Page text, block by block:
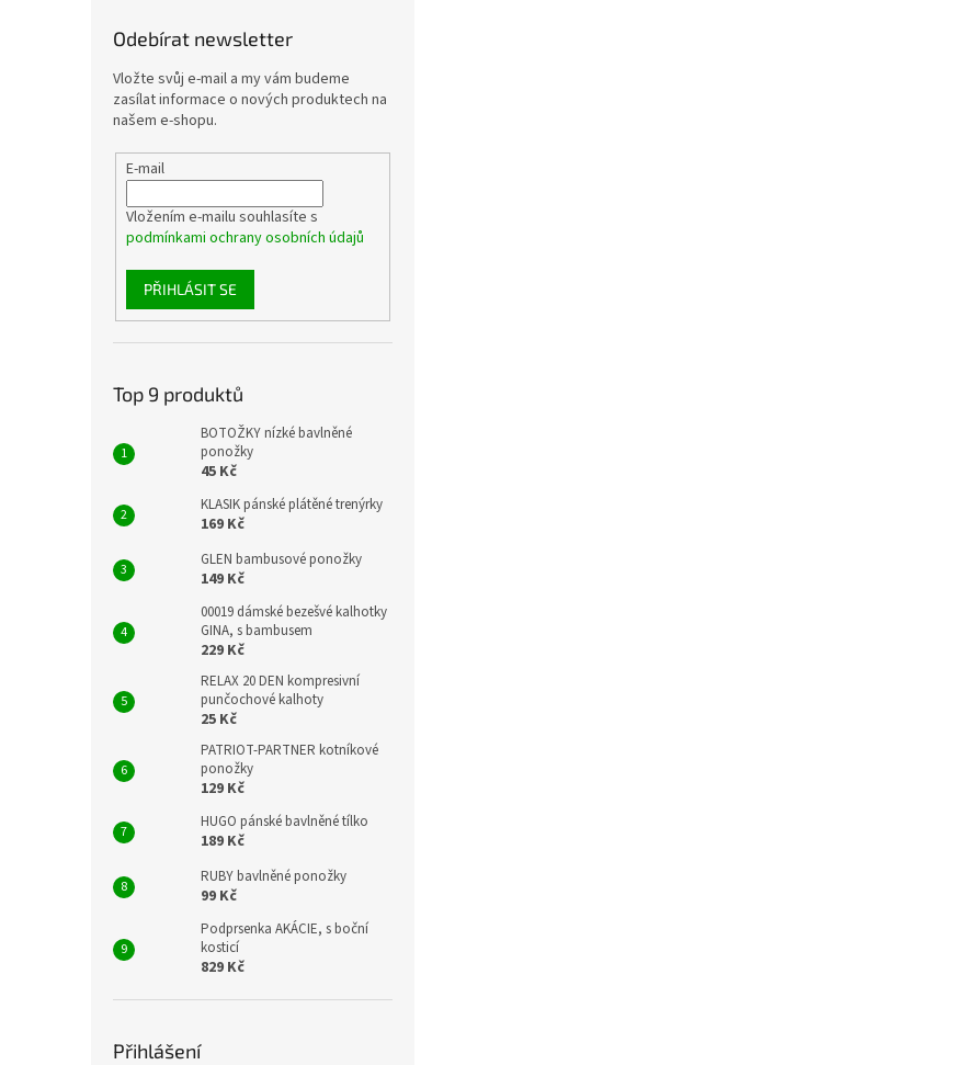
Odebírat newsletter
Vložte svůj e-mail a my vám budeme
zasílat informace o nových produktech na
našem e-shopu.
E-mail
Vložením e-mailu souhlasíte s
podmínkami ochrany osobních údajů
PŘIHLÁSIT SE
Top 9 produktů
BOTOŽKY nízké bavlněné
ponožky
45 Kč
KLASIK pánské plátěné trenýrky
169 Kč
GLEN bambusové ponožky
149 Kč
00019 dámské bezešvé kalhotky
GINA, s bambusem
229 Kč
RELAX 20 DEN kompresivní
punčochové kalhoty
25 Kč
PATRIOT-PARTNER kotníkové
ponožky
129 Kč
HUGO pánské bavlněné tílko
189 Kč
RUBY bavlněné ponožky
99 Kč
Podprsenka AKÁCIE, s boční
kosticí
829 Kč
Přihlášení